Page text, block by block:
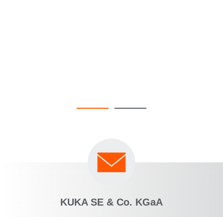
KUKA SE & Co. KGaA